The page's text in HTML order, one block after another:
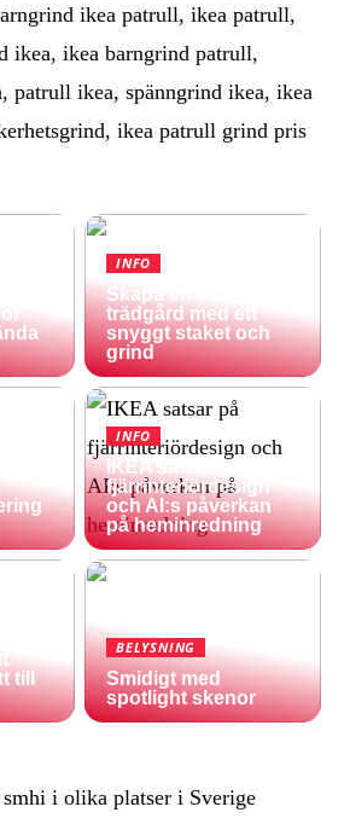
ikea patrull, ikea patrull,
ikea, ikea barngrind patrull,
patrull ikea, spänngrind ikea, ikea
ikea patrull grind pris
INFO
Skapa en vacker
trädgård med ett
snyggt staket och
grind
INFO
IKEA satsar på
fjärrinteriördesign
och AI:s påverkan
på heminredning
till
BELYSNING
Smidigt med
spotlight skenor
i olika platser i Sverige